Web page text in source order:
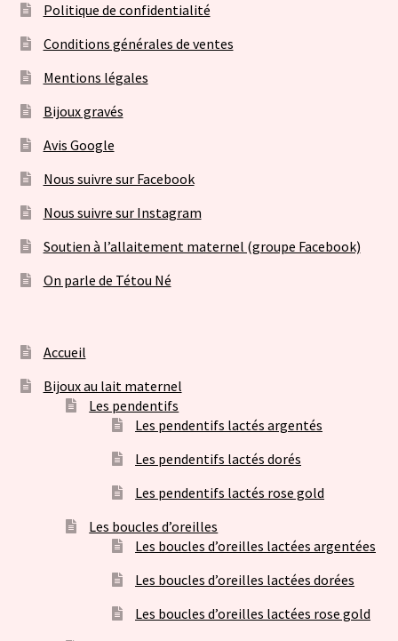
Politique de confidentialité
Conditions générales de ventes
Mentions légales
Bijoux gravés
Avis Google
Nous suivre sur Facebook
Nous suivre sur Instagram
Soutien à l’allaitement maternel (groupe Facebook)
On parle de Tétou Né
Accueil
Bijoux au lait maternel
Les pendentifs
Les pendentifs lactés argentés
Les pendentifs lactés dorés
Les pendentifs lactés rose gold
Les boucles d’oreilles
Les boucles d’oreilles lactées argentées
Les boucles d’oreilles lactées dorées
Les boucles d’oreilles lactées rose gold